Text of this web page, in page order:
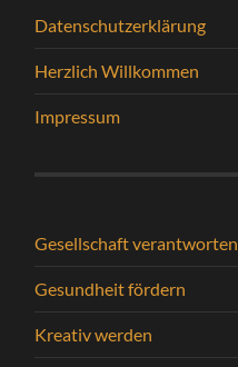
Datenschutzerklärung
Herzlich Willkommen
Impressum
Gesellschaft verantworten
Gesundheit fördern
Kreativ werden